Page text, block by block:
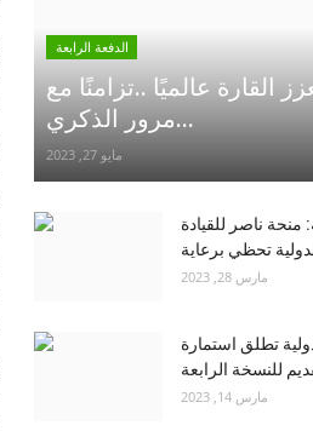
الدفعة الرابعة
القارة عالميًا ..تزامنًا مع
مرور الذكري...
مايو 27, 2023
منحة ناصر للقيادة
مارس 28, 2023
تطلق استمارة
للنسخة الرابعة
مارس 14, 2023